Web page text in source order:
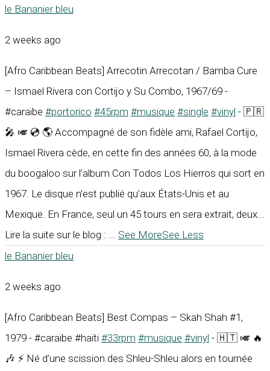
le Bananier bleu
2 weeks ago
[Afro Caribbean Beats] Arrecotin Arrecotan / Bamba Cure
– Ismael Rivera con Cortijo y Su Combo, 1967/69 -
#caraïbe #portorico #45rpm #musique #single #vinyl - 🇵🇷
🎤 🎺 💿 🌎 Accompagné de son fidèle ami, Rafael Cortijo,
Ismael Rivera cède, en cette fin des années 60, à la mode
du boogaloo sur l’album Con Todos Los Hierros qui sort en
1967. Le disque n’est publié qu’aux États-Unis et au
Mexique. En France, seul un 45 tours en sera extrait, deux...
Lire la suite sur le blog :
See MoreSee Less
le Bananier bleu
2 weeks ago
[Afro Caribbean Beats] Best Compas – Skah Shah #1,
1979 - #caraïbe #haïti #33rpm #musique #vinyl - 🇭🇹 🎺 🔥
🎶 ⚡ Né d’une scission des Shleu-Shleu alors en tournée